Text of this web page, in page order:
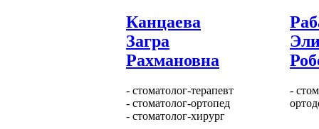
Канцаева
Загра
Рахмановна
- стоматолог-терапевт
- стоматолог-ортопед
- стоматолог-хирург
-